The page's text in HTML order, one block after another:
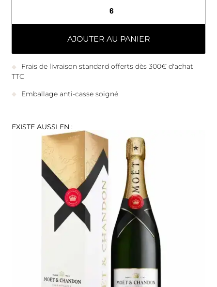
AJOUTER AU PANIER
Frais de livraison standard offerts dès 300€ d'achat
TTC
Emballage anti-casse soigné
EXISTE AUSSI EN :